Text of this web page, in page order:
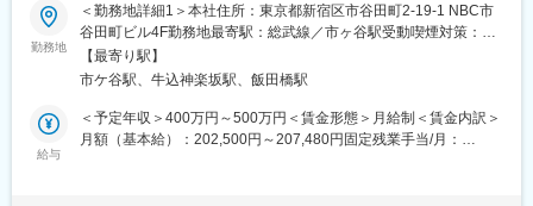
■職務内容：
整形外科領域において、脊椎インプラントをはじめとする、当社
製品の販売、情報提供をお任せします。
＜具体的な業務内容＞
◎訪問先：国公立および主要私立病院のドクターやスタッフ
◎営業エリア：岩手
勤務地
＜勤務地詳細1＞本社住所：東京都新宿区市谷田町2-19-1 NBC市
谷田町ビル4F勤務地最寄駅：総武線／市ヶ谷駅受動喫煙対策：屋
内喫煙可能場所あり＜勤務地詳細2＞ご自宅住所：ご自宅が拠点と
なります。 受動喫煙対策：屋内全面禁煙変更の範囲：会社の定め
【最寄り駅】
市ケ谷駅、牛込神楽坂駅、飯田橋駅
給与
＜予定年収＞400万円～500万円＜賃金形態＞月給制＜賃金内訳＞
月額（基本給）：202,500円～207,480円固定残業手当/月：